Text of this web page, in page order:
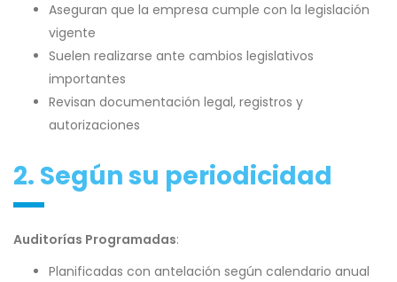
Aseguran que la empresa cumple con la legislación
vigente
Suelen realizarse ante cambios legislativos
importantes
Revisan documentación legal, registros y
autorizaciones
2. Según su periodicidad
Auditorías Programadas:
Planificadas con antelación según calendario anual